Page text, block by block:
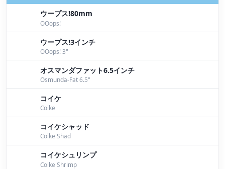
ウープス!80mm
OOops!
ウープス!3インチ
OOops! 3"
オスマンダファット6.5インチ
Osmunda-Fat 6.5"
コイケ
Coike
コイケシャッド
Coike Shad
コイケシュリンプ
Coike Shrimp